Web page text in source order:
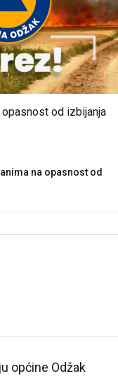
od izbijanja
na opasnost od
općine Odžak